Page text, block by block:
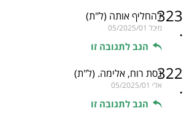
323
.
להחליף אותה (ל"ת)
מיכל 05/2025/01
הגב לתגובה זו
322
.
גסת רוח, אלימה. (ל"ת)
אלי 05/2025/01
הגב לתגובה זו